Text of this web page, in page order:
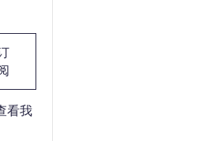
看我